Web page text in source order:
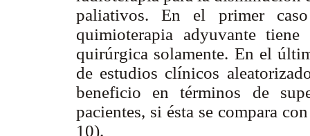
paliativos. En el primer
quimioterapia adyuvante
quirúrgica solamente. En el
de estudios clínicos
beneficio en términos de
pacientes, si ésta se compara
10).